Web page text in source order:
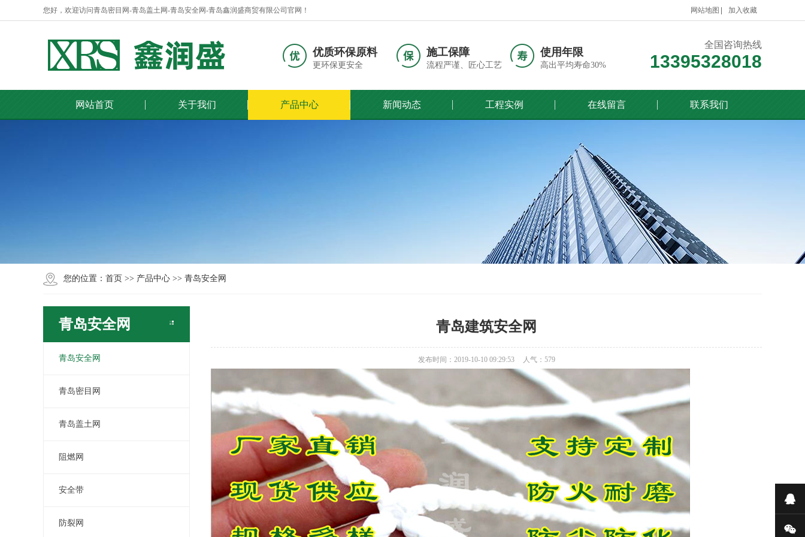
网站地图 加入收藏
您好，欢迎访问青岛密目网-青岛盖土网-青岛安全网-青岛鑫润盛商贸有限公司官网！
优质环保原料
更环保更安全
施工保障
流程严谨、匠心工艺
使用年限
高出平均寿命30%
全国咨询热线
13395328018
网站首页 关于我们 产品中心 新闻动态 工程实例 在线留言 联系我们
您的位置： 首页 >> 产品中心 >> 青岛安全网
青岛安全网
青岛安全网
青岛密目网
青岛盖土网
阻燃网
安全带
防裂网
青岛建筑安全网
发布时间：2019-10-10 09:29:53 人气： 579
在
微